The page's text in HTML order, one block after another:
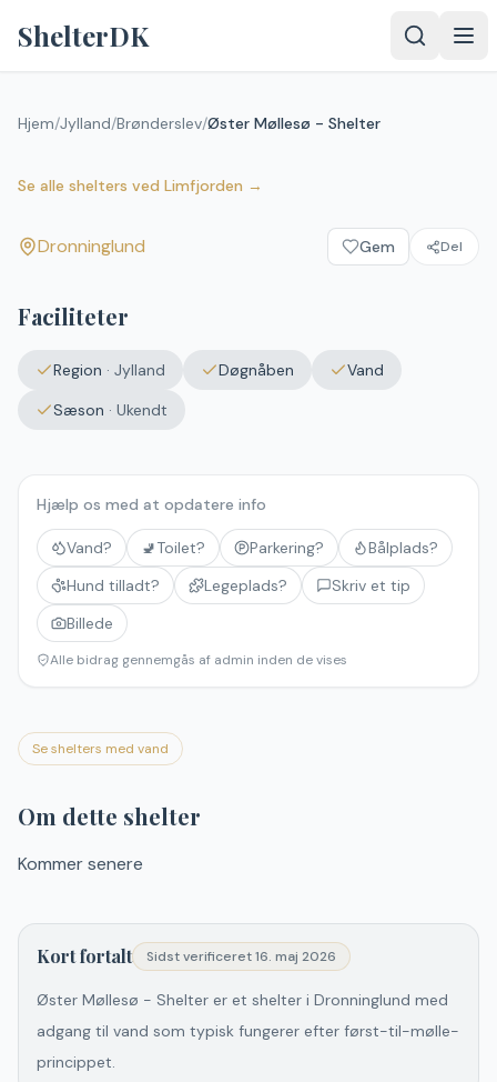
ShelterDK
Hjem/Jylland/Brønderslev/Øster Møllesø - Shelter
Se alle shelters ved Limfjorden →
Upload et
godkendelse.
billede
Ingen fil valgt
Øster Møllesø - Shelter
Dronninglund
Dronninglund Gem Del
Faciliteter
Region · Jylland Døgnåben
Vand
Sæson · Ukendt
Hjælp os med at opdatere info
Vand? 🚽Toilet? Parkering?
Bålplads?
Hund tilladt?
Legeplads?
Skriv et tip
Billede
Alle bidrag gennemgås af admin inden de vises
Se shelters med vand
Om dette shelter
Kommer senere
Kort fortalt Sidst verificeret16. maj 2026
Øster Møllesø - Shelter er et shelter i Dronninglund med
adgang til vand som typisk fungerer efter først-til-mølle-
princippet.